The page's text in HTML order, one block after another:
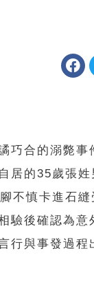
巧合的溺斃事
居的35歲張
不慎卡進石
驗後確認為意
行與事發過程